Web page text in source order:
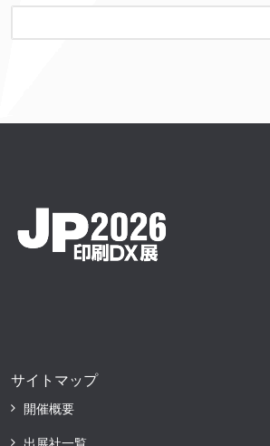
サイトマップ
開催概要